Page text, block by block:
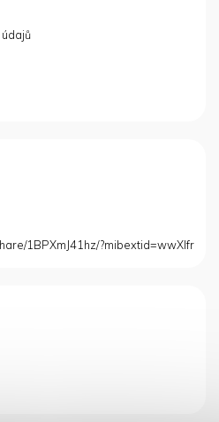
1BPXmJ41hz/?mibextid=wwXIfr